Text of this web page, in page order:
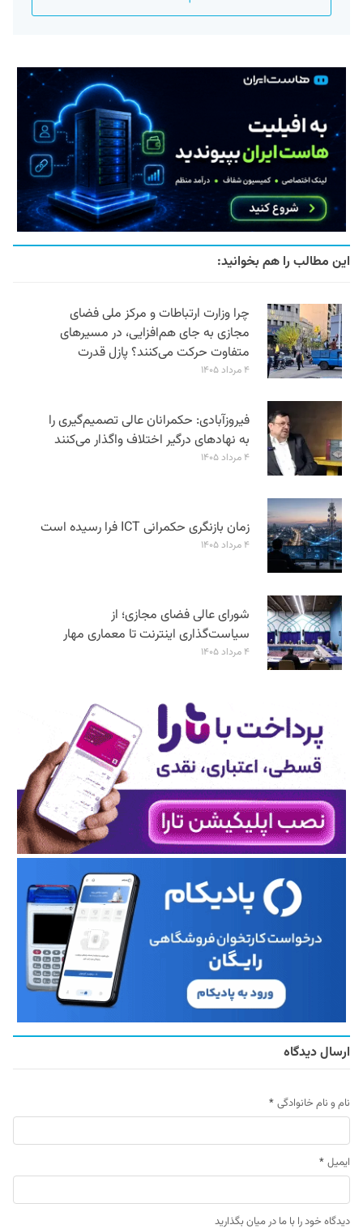
این مطالب را هم بخوانید:
چرا وزارت ارتباطات و مرکز ملی فضای
مجازی به جای هم‌افزایی، در مسیرهای
متفاوت حرکت می‌کنند؟ پازل قدرت
۴ مرداد ۱۴۰۵
فیروزآبادی: حکمرانان عالی تصمیم‌گیری را
به نهادهای درگیر اختلاف واگذار می‌کنند
۴ مرداد ۱۴۰۵
زمان بازنگری حکمرانی ICT فرا رسیده است
۴ مرداد ۱۴۰۵
شورای عالی فضای مجازی؛ از
سیاست‌گذاری اینترنت تا معماری مهار
۴ مرداد ۱۴۰۵
ارسال دیدگاه
نام و نام خانوادگی *
ایمیل *
دیدگاه خود را با ما در میان بگذارید